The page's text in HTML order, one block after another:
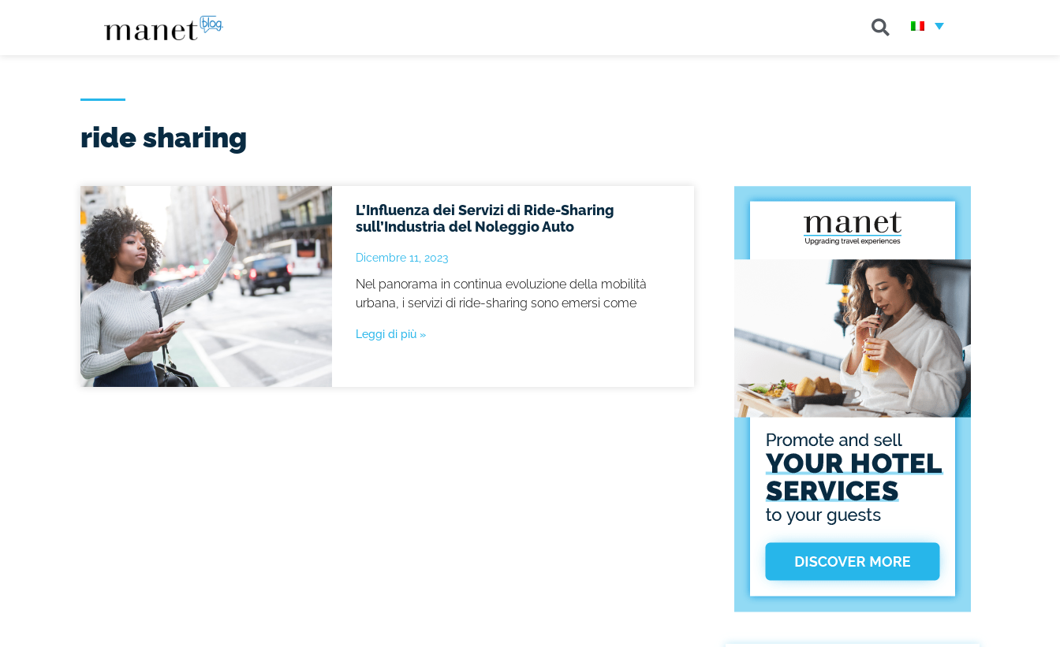
ride sharing
L’Influenza dei Servizi di Ride-Sharing
sull’Industria del Noleggio Auto
Dicembre 11, 2023
Nel panorama in continua evoluzione della mobilità
urbana, i servizi di ride-sharing sono emersi come
Leggi di più »